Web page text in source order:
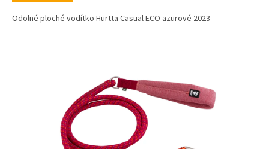
Odolné ploché vodítko Hurtta Casual ECO azurové 2023